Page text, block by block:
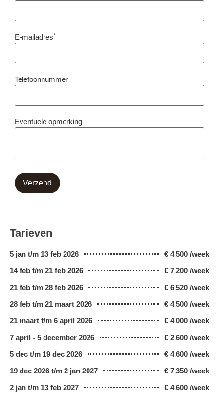
E-mailadres*
Telefoonnummer
Eventuele opmerking
Verzend
Tarieven
5 jan t/m 13 feb 2026
€ 4.500 /week
14 feb t/m 21 feb 2026
€ 7.200 /week
21 feb t/m 28 feb 2026
€ 6.520 /week
28 feb t/m 21 maart 2026
€ 4.500 /week
21 maart t/m 6 april 2026
€ 4.000 /week
7 april - 5 december 2026
€ 2.600 /week
5 dec t/m 19 dec 2026
€ 4.600 /week
19 dec 2026 t/m 2 jan 2027
€ 7.350 /week
2 jan t/m 13 feb 2027
€ 4.600 /week